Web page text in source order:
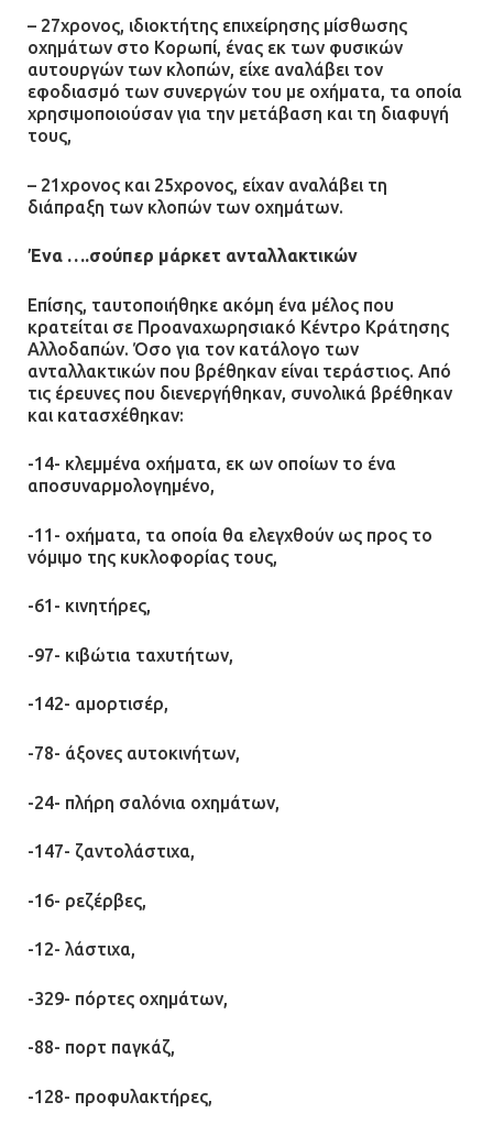
– 27χρονος, ιδιοκτήτης επιχείρησης μίσθωσης
οχημάτων στο Κορωπί, ένας εκ των φυσικών
αυτουργών των κλοπών, είχε αναλάβει τον
εφοδιασμό των συνεργών του με οχήματα, τα οποία
χρησιμοποιούσαν για την μετάβαση και τη διαφυγή
τους,
– 21χρονος και 25χρονος, είχαν αναλάβει τη
διάπραξη των κλοπών των οχημάτων.
Ένα ….σούπερ μάρκετ ανταλλακτικών
Επίσης, ταυτοποιήθηκε ακόμη ένα μέλος που
κρατείται σε Προαναχωρησιακό Κέντρο Κράτησης
Αλλοδαπών. Όσο για τον κατάλογο των
ανταλλακτικών που βρέθηκαν είναι τεράστιος. Από
τις έρευνες που διενεργήθηκαν, συνολικά βρέθηκαν
και κατασχέθηκαν:
-14- κλεμμένα οχήματα, εκ ων οποίων το ένα
αποσυναρμολογημένο,
-11- οχήματα, τα οποία θα ελεγχθούν ως προς το
νόμιμο της κυκλοφορίας τους,
-61- κινητήρες,
-97- κιβώτια ταχυτήτων,
-142- αμορτισέρ,
-78- άξονες αυτοκινήτων,
-24- πλήρη σαλόνια οχημάτων,
-147- ζαντολάστιχα,
-16- ρεζέρβες,
-12- λάστιχα,
-329- πόρτες οχημάτων,
-88- πορτ παγκάζ,
-128- προφυλακτήρες,